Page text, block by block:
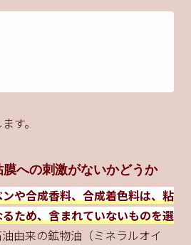
す。
への刺激がないかどうか
や合成香料、合成着色料は、粘
ため、含まれていないものを選
由来の鉱物油（ミネラルオイ